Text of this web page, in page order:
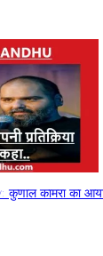
कामरा का आया